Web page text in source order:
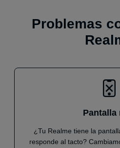
Problemas
Pantalla
¿Tu Realme tiene la
responde al tacto?